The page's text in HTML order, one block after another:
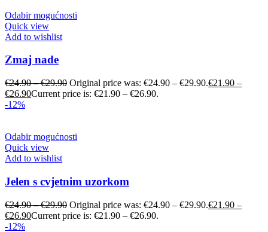
Odabir mogućnosti
Quick view
Add to wishlist
Zmaj nade
€24.90–€29.90 Original price was: €24.90 – €29.90.€21.90 –
€26.90Current price is: €21.90 – €26.90.
-12%
Odabir mogućnosti
Quick view
Add to wishlist
Jelen s cvjetnim uzorkom
€24.90–€29.90 Original price was: €24.90 – €29.90.€21.90 –
€26.90Current price is: €21.90 – €26.90.
-12%